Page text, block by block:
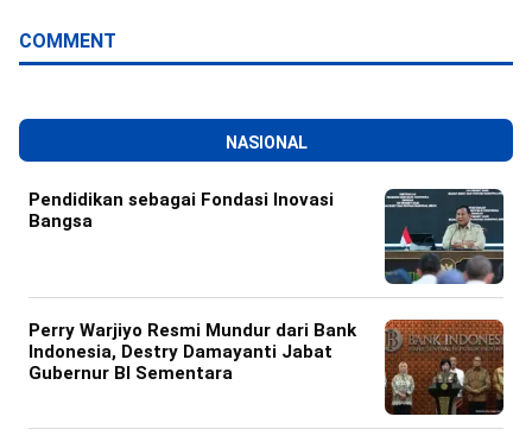
COMMENT
NASIONAL
Pendidikan sebagai Fondasi Inovasi
Bangsa
Perry Warjiyo Resmi Mundur dari Bank
Indonesia, Destry Damayanti Jabat
Gubernur BI Sementara